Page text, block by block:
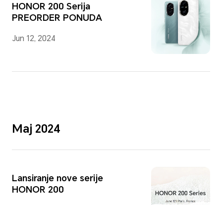
HONOR 200 Serija
PREORDER PONUDA
Jun 12, 2024
Maj 2024
Lansiranje nove serije
HONOR 200